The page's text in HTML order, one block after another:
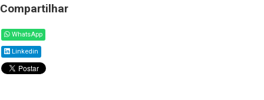
Compartilhar
WhatsApp
Linkedin